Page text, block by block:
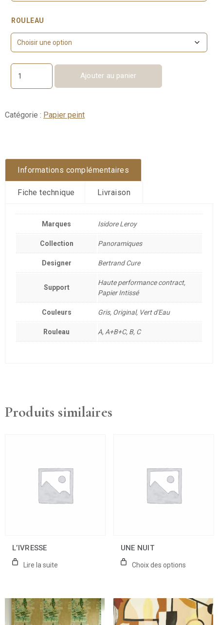
ROULEAU
quantité
de
Ajouter au panier
Catégorie : Papier peint
Informations complémentaires
Fiche technique Livraison
Marques Isidore Leroy
Collection Panoramiques
Designer Bertrand Cure
Support
Haute performance contract,
Papier Intissé
Couleurs Gris, Original, Vert d'Eau
Rouleau A, A+B+C, B, C
Produits similaires
L’IVRESSE
Lire la suite
UNE NUIT
Choix des options
page
du
produit